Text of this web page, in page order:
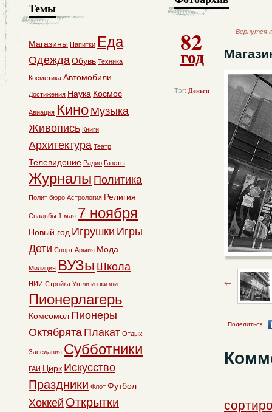
82
год
Тэг: Деньги
← Вернутся
Поделиться
Темы
Магазины Напитки Еда
ОдеждаОбувь Техника
Косметика Автомобили
Достижения Наука Космос
Авиация Кино Музыка
Живопись Книги
Архитектура Театр
Телевидение Радио Газеты
Журналы Политика
Полит бюро Астрология Религия
Свадьбы 1 мая 7 ноября
Новый год Игрушки Игры
Дети Спорт Армия Мода
Милиция ВУЗы Школа
НИИ Стройка Ушли из жизни
Пионерлагерь
Комсомол Пионеры
Октябрята Плакат Отдых
Заседания Субботники
ГАИ Цирк Искусство
Праздники Флот Футбол
Хоккей Открытки